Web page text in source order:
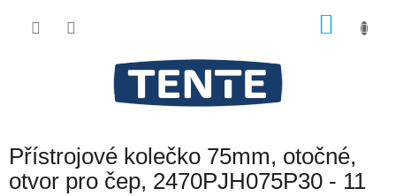
Přístrojové kolečko 75mm, otočné,
otvor pro čep, 2470PJH075P30 - 11